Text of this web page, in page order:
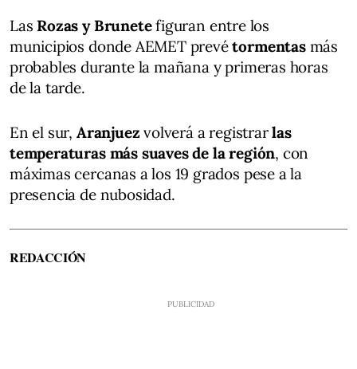
Las Rozas y Brunetefiguran entre los
municipios donde AEMET prevétormentasmás
probables durante la mañana y primeras horas
de la tarde.
En el sur, Aranjuez volverá a registrarlas
temperaturas más suaves de la región, con
máximas cercanas a los 19 grados pese a la
presencia de nubosidad.
REDACCIÓN